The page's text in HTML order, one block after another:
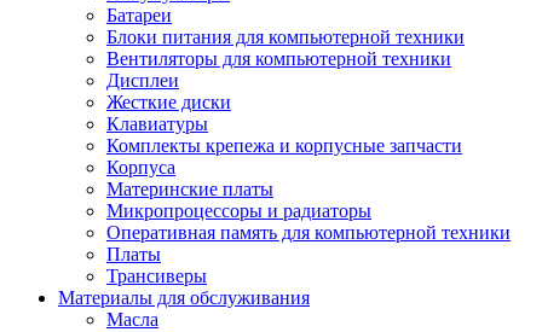
Батареи
Блоки питания для компьютерной техники
Вентиляторы для компьютерной техники
Дисплеи
Жесткие диски
Клавиатуры
Комплекты крепежа и корпусные запчасти
Корпуса
Материнские платы
Микропроцессоры и радиаторы
Оперативная память для компьютерной техники
Платы
Трансиверы
Материалы для обслуживания
Масла